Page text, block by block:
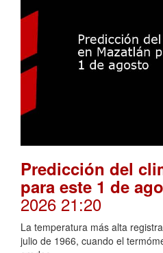
Predicción del
para este 1 de
2026 21:20
La temperatura más alta
julio de 1966, cuando el